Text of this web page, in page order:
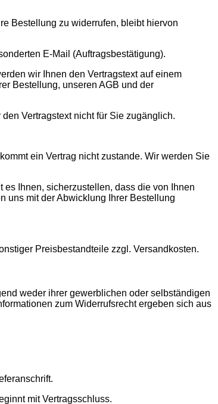
Bestellung zu widerrufen, bleibt hiervon
E-Mail (Auftragsbestätigung).
wir Ihnen den Vertragstext auf einem
Bestellung, unseren AGB und der
Vertragstext nicht für Sie zugänglich.
ein Vertrag nicht zustande. Wir werden Sie
Ihnen, sicherzustellen, dass die von Ihnen
uns mit der Abwicklung Ihrer Bestellung
Preisbestandteile zzgl. Versandkosten.
weder ihrer gewerblichen oder selbständigen
zum Widerrufsrecht ergeben sich aus
mit Vertragsschluss.